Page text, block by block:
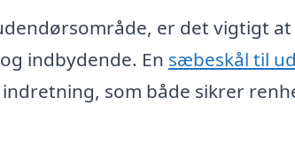
er det vigtigt
indbydende. En sæbeskål til
som både sikrer